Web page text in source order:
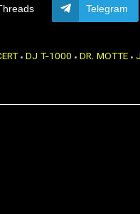
Telegram
DJ T-1000 DR. MOTTE